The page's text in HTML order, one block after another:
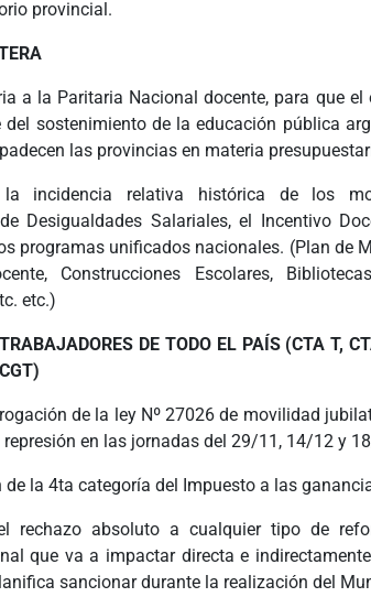
provincial.
a la Paritaria Nacional docente, para que
del sostenimiento de la educación pública
las provincias en materia
la incidencia relativa histórica de los
Desigualdades Salariales, el Incentivo
programas unificados nacionales. (Plan de
Construcciones Escolares,
etc.)
DE TODO EL PAÍS (CTA T,
de la ley Nº 27026 de movilidad
represión en las jornadas del 29/11, 14/12 y
de la 4ta categoría del Impuesto a las
rechazo absoluto a cualquier tipo de
que va a impactar directa e
sancionar durante la realización del